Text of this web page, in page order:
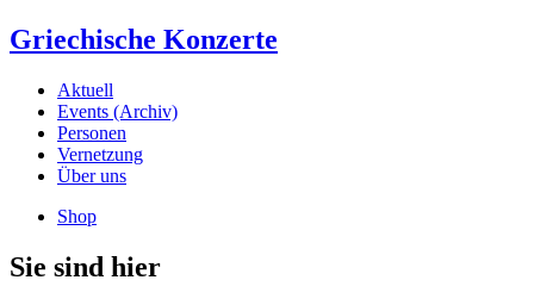
Griechische Konzerte
Aktuell
Events (Archiv)
Personen
Vernetzung
Über uns
Shop
Sie sind hier